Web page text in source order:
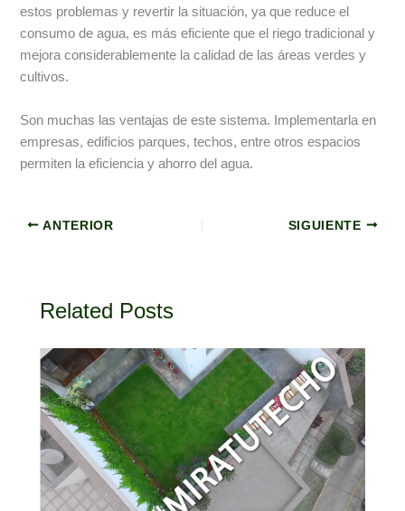
estos problemas y revertir la situación, ya que reduce el
consumo de agua, es más eficiente que el riego tradicional y
mejora considerablemente la calidad de las áreas verdes y
cultivos.
Son muchas las ventajas de este sistema. Implementarla en
empresas, edificios parques, techos, entre otros espacios
permiten la eficiencia y ahorro del agua.
ANTERIOR SIGUIENTE
Related Posts